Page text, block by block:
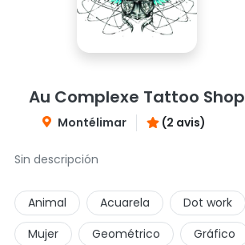
Au Complexe Tattoo Shop
Montélimar (2 avis)
Sin descripción
Animal Acuarela
Dot work
Mujer
Geométrico
Gráfico